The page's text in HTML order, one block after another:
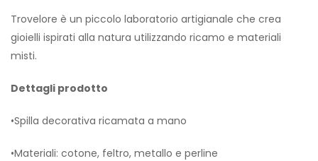
Trovelore è un piccolo laboratorio artigianale che crea
gioielli ispirati alla natura utilizzando ricamo e materiali
misti.
Dettagli prodotto
•Spilla decorativa ricamata a mano
•Materiali: cotone, feltro, metallo e perline